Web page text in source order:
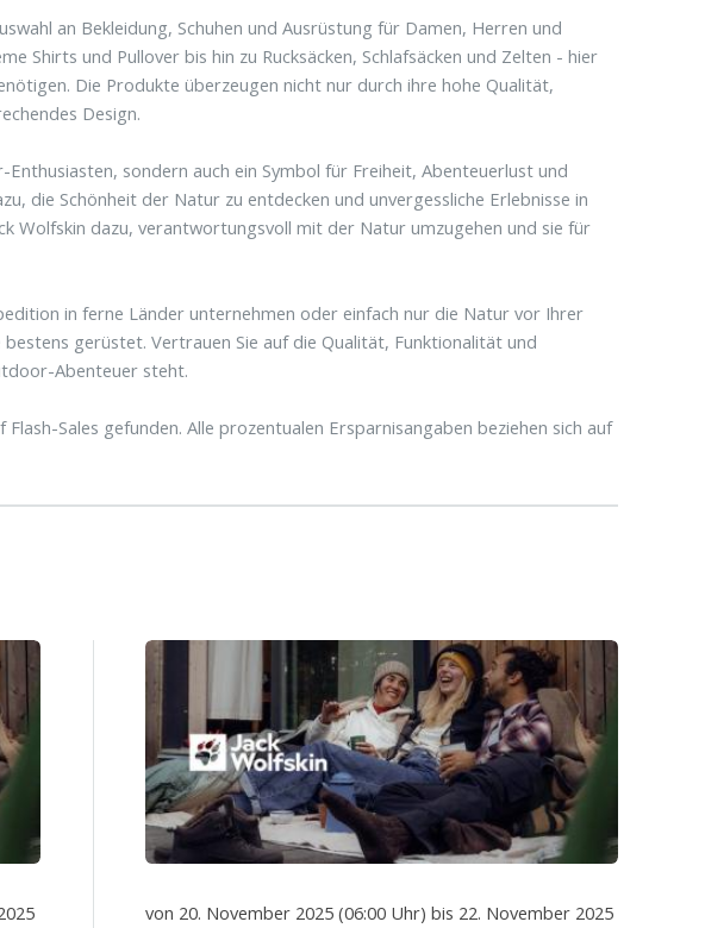
an Bekleidung, Schuhen und Ausrüstung für Damen, Herren und
Shirts und Pullover bis hin zu Rucksäcken, Schlafsäcken und Zelten - hier
Die Produkte überzeugen nicht nur durch ihre hohe Qualität,
Design.
sondern auch ein Symbol für Freiheit, Abenteuerlust und
die Schönheit der Natur zu entdecken und unvergessliche Erlebnisse in
Wolfskin dazu, verantwortungsvoll mit der Natur umzugehen und sie für
in ferne Länder unternehmen oder einfach nur die Natur vor Ihrer
gerüstet. Vertrauen Sie auf die Qualität, Funktionalität und
Abenteuer steht.
Sales gefunden. Alle prozentualen Ersparnisangaben beziehen sich auf
von 20. November 2025 (06:00 Uhr) bis 22. November 2025